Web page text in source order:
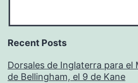
Recent Posts
Dorsales de Inglaterra para el
de Bellingham, el 9 de Kane